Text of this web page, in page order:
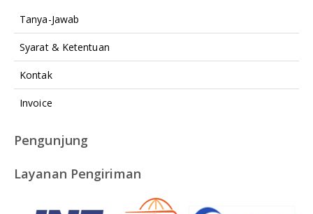
Tanya-Jawab
Syarat & Ketentuan
Kontak
Invoice
Pengunjung
Layanan Pengiriman